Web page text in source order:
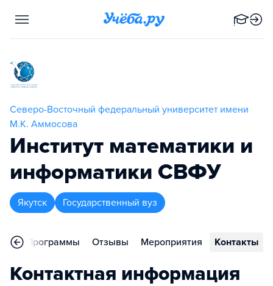
Северо-Восточный федеральный университет имени
М.К. Аммосова
Институт математики и
информатики СВФУ
Якутск Государственный вуз
Программы Отзывы Мероприятия Контакты
Контактная информация